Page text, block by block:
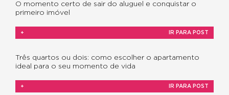
O momento certo de sair do aluguel e conquistar o
primeiro imóvel
+ IR PARA POST
Três quartos ou dois: como escolher o apartamento
ideal para o seu momento de vida
+ IR PARA POST